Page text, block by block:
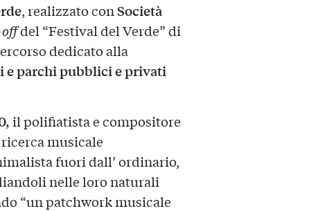
, realizzato conSocietà
del “Festival del Verde” di
dedicato alla
e parchi pubblici e privati
il polifiatista e compositore
musicale
fuori dall’ ordinario,
nelle loro naturali
“un patchwork musicale